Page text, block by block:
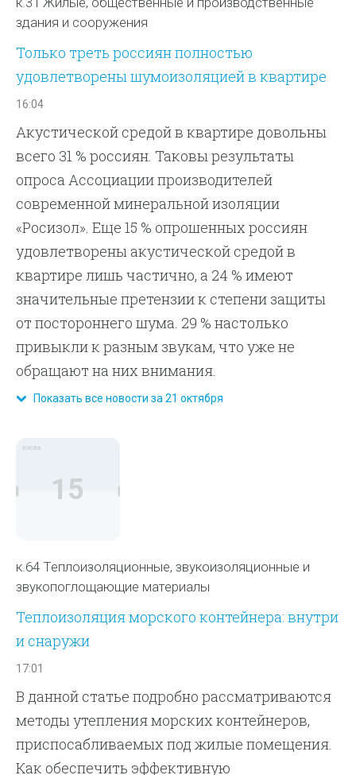
здания и сооружения
Только треть россиян полностью
удовлетворены шумоизоляцией в квартире
16:04
Акустической средой в квартире довольны
всего 31 % россиян. Таковы результаты
опроса Ассоциации производителей
современной минеральной изоляции
«Росизол». Еще 15 % опрошенных россиян
удовлетворены акустической средой в
квартире лишь частично, а 24 % имеют
значительные претензии к степени защиты
от постороннего шума. 29 % настолько
привыкли к разным звукам, что уже не
обращают на них внимания.
Показать все новости за 21 октября
июль
15
к.64 Теплоизоляционные, звукоизоляционные и
звукопоглощающие материалы
Теплоизоляция морского контейнера: внутри
и снаружи
17:01
В данной статье подробно рассматриваются
методы утепления морских контейнеров,
приспосабливаемых под жилые помещения.
Как обеспечить эффективную